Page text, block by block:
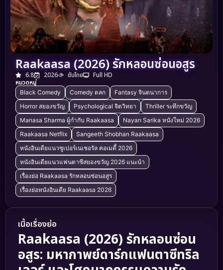
Raakaasa (2026) รักหลอนซ่อนอสูร
6.8 2026 ซับไทย
Full HD
หมวดหมู่
Black Comedy Comedy ตลก
Fantasy จินตนาการ
Horror สยองขวัญ
Psychological จิตวิทยา
Thriller ระทึกขวัญ
Manasa Sharma ผู้กำกับ Raakaasa
Nayan Sarika หนังใหม่ 2026
Raakaasa Netflix
Sangeeth Shobhan Raakaasa
หนังอินเดียแนวซูเปอร์เนเชอรัล คอเมดี้ 2026
หนังอินเดียแนวแฟนตาซีสยองขวัญ 2026 แนะนำ
เรื่องย่อ Raakaasa รักหลอนซ่อนอสูร
เรื่องย่อหนังอินเดีย Raakaasa 2026
เนื้อเรื่องย่อ
Raakaasa (2026) รักหลอนซ่อน
อสูร: มหากาพย์ดาร์กแฟนตาซีทริล